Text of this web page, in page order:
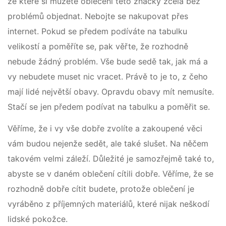
problémů objednat. Nebojte se nakupovat přes
internet. Pokud se předem podíváte na tabulku
velikostí a poměříte se, pak věřte, že rozhodně
nebude žádný problém. Vše bude sedě tak, jak má a
vy nebudete muset nic vracet. Právě to je to, z čeho
mají lidé největší obavy. Opravdu obavy mít nemusíte.
Stačí se jen předem podívat na tabulku a poměřit se.
Věříme, že i vy vše dobře zvolíte a zakoupené věci
vám budou nejenže sedět, ale také slušet. Na něčem
takovém velmi záleží. Důležité je samozřejmě také to,
abyste se v daném oblečení cítili dobře. Věříme, že se
rozhodně dobře cítit budete, protože oblečení je
vyráběno z příjemných materiálů, které nijak neškodí
lidské pokožce.